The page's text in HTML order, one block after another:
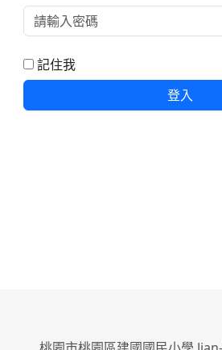
記住我
登入